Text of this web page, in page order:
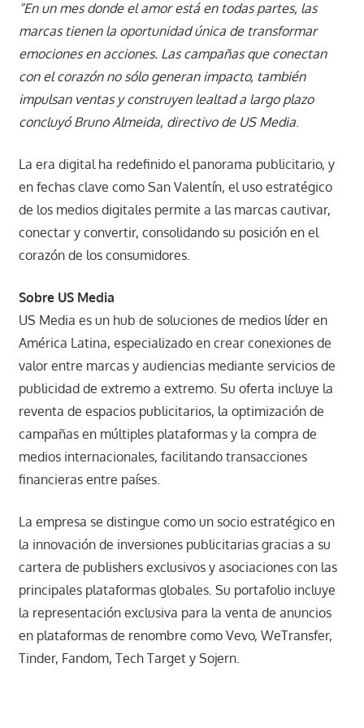
“En un mes donde el amor está en todas partes, las
marcas tienen la oportunidad única de transformar
emociones en acciones. Las campañas que conectan
con el corazón no sólo generan impacto, también
impulsan ventas y construyen lealtad a largo plazo
concluyó Bruno Almeida, directivo de US Media.
La era digital ha redefinido el panorama publicitario, y
en fechas clave como San Valentín, el uso estratégico
de los medios digitales permite a las marcas cautivar,
conectar y convertir, consolidando su posición en el
corazón de los consumidores.
Sobre US Media
US Media es un hub de soluciones de medios líder en
América Latina, especializado en crear conexiones de
valor entre marcas y audiencias mediante servicios de
publicidad de extremo a extremo. Su oferta incluye la
reventa de espacios publicitarios, la optimización de
campañas en múltiples plataformas y la compra de
medios internacionales, facilitando transacciones
financieras entre países.
La empresa se distingue como un socio estratégico en
la innovación de inversiones publicitarias gracias a su
cartera de publishers exclusivos y asociaciones con las
principales plataformas globales. Su portafolio incluye
la representación exclusiva para la venta de anuncios
en plataformas de renombre como Vevo, WeTransfer,
Tinder, Fandom, Tech Target y Sojern.